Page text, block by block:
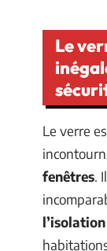
Le
Le verre
fenêtres.